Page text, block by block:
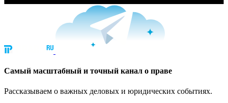
Cамый масштабный и точный канал о праве
Рассказываем о важных деловых и юридических событиях.